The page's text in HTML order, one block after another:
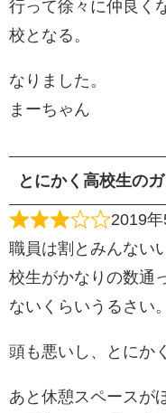
行って徐々に仲良く
校となる。
なりました。
まーちゃん
とにかく高校生の
2019年
職員は割とみんない
校生がかなりの数通
ないくらいうるさい。
頭も悪いし、とにか
あと休憩スペースが